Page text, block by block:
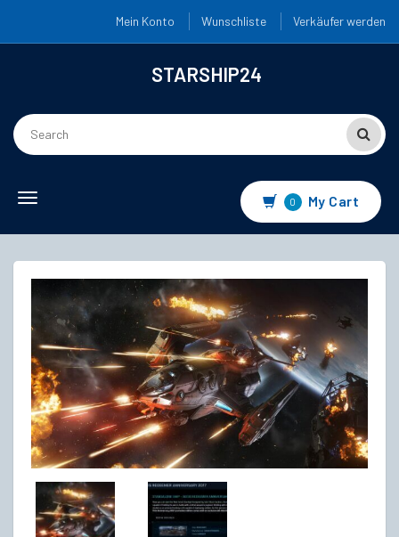
Mein Konto Wunschliste Verkäufer werden
STARSHIP24
Toggle
0 My Cart